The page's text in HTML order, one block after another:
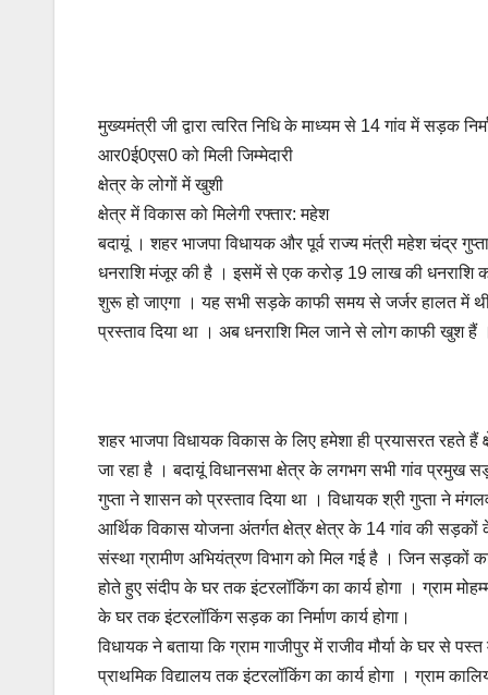
मुख्यमंत्री जी द्वारा त्वरित निधि के माध्यम से 14 गांव में सड़क
आर0ई0एस0 को मिली जिम्मेदारी
क्षेत्र के लोगों में खुशी
क्षेत्र में विकास को मिलेगी रफ्तार: महेश
बदायूं । शहर भाजपा विधायक और पूर्व राज्य मंत्री महेश चंद्र
धनराशि मंजूर की है । इसमें से एक करोड़ 19 लाख की धनराशि
शुरू हो जाएगा । यह सभी सड़के काफी समय से जर्जर हालत में थी
प्रस्ताव दिया था । अब धनराशि मिल जाने से लोग काफी खुश हैं ।
शहर भाजपा विधायक विकास के लिए हमेशा ही प्रयासरत रहते
जा रहा है । बदायूं विधानसभा क्षेत्र के लगभग सभी गांव प्रमुख
गुप्ता ने शासन को प्रस्ताव दिया था । विधायक श्री गुप्ता ने
आर्थिक विकास योजना अंतर्गत क्षेत्र क्षेत्र के 14 गांव की
संस्था ग्रामीण अभियंत्रण विभाग को मिल गई है । जिन सड़कों
होते हुए संदीप के घर तक इंटरलॉकिंग का कार्य होगा । ग्राम
के घर तक इंटरलॉकिंग सड़क का निर्माण कार्य होगा।
विधायक ने बताया कि ग्राम गाजीपुर में राजीव मौर्या के घर से
प्राथमिक विद्यालय तक इंटरलॉकिंग का कार्य होगा । ग्राम